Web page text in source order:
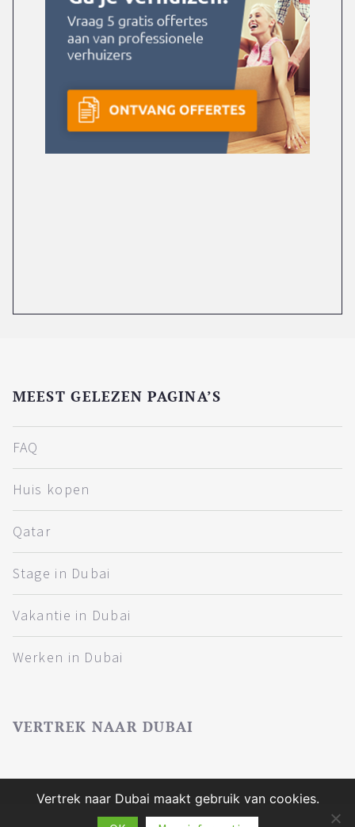
MEEST GELEZEN PAGINA’S
FAQ
Huis kopen
Qatar
Stage in Dubai
Vakantie in Dubai
Werken in Dubai
VERTREK NAAR DUBAI
Vertrek naar Dubai maakt gebruik van cookies.